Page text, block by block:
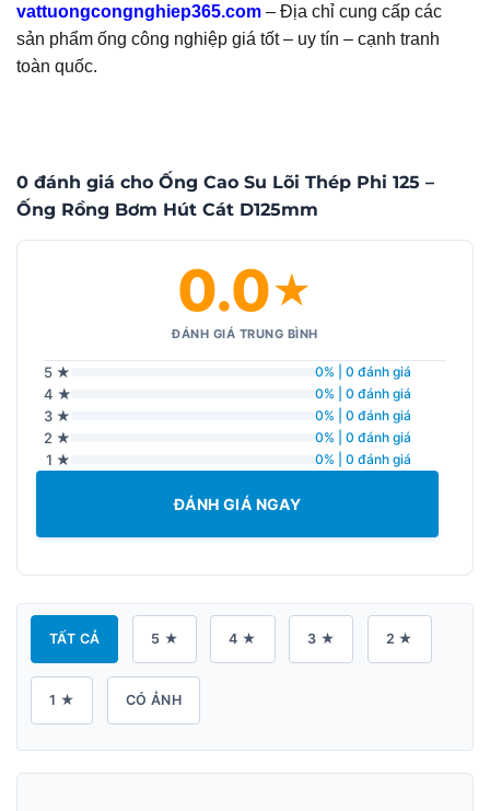
vattuongcongnghiep365.com – Địa chỉ cung cấp các
sản phẩm ống công nghiệp giá tốt – uy tín – cạnh tranh
toàn quốc.
0 đánh giá cho Ống Cao Su Lõi Thép Phi 125 –
Ống Rồng Bơm Hút Cát D125mm
0.0★
ĐÁNH GIÁ TRUNG BÌNH
5 ★ 0% | 0 đánh giá
4 ★ 0% | 0 đánh giá
3 ★ 0% | 0 đánh giá
2 ★ 0% | 0 đánh giá
1 ★ 0% | 0 đánh giá
ĐÁNH GIÁ NGAY
TẤT CẢ 5 ★ 4 ★ 3 ★ 2 ★
1 ★ CÓ ẢNH